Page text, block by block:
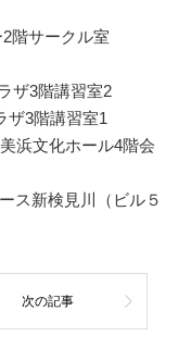
サークル室
ザ3階講習室2
3階講習室1
浜文化ホール4階会
ス新検見川（ビル５
次の記事